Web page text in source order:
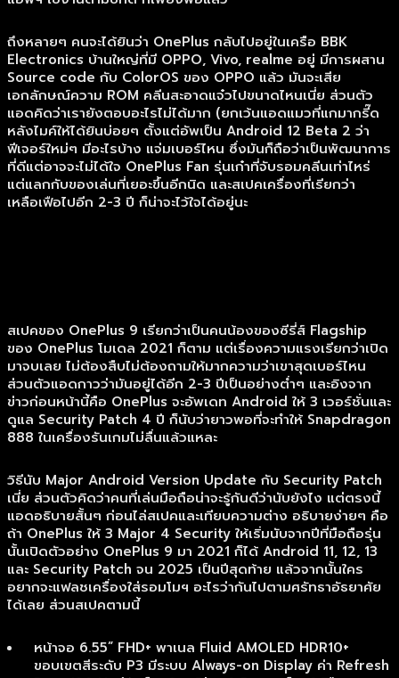
ถึงหลายๆ คนจะได้ยินว่า OnePlus กลับไปอยู่ในเครือ BBK
Electronics บ้านใหญ่ที่มี OPPO, Vivo, realme อยู่ มีการผสาน
Source code กับ ColorOS ของ OPPO แล้ว มันจะเสีย
เอกลักษณ์ความ ROM คลีนสะอาดแจ๋วไปขนาดไหนเนี่ย ส่วนตัว
แอดคิดว่าเรายังตอบอะไรไม่ได้มาก (ยกเว้นแอดแมวที่แกมากรี๊ด
หลังไมค์ให้ได้ยินบ่อยๆ ตั้งแต่อัพเป็น Android 12 Beta 2 ว่า
ฟีเจอร์ใหม่ๆ มีอะไรบ้าง แจ่มเบอร์ไหน ซึ่งมันก็ถือว่าเป็นพัฒนาการ
ที่ดีแต่อาจจะไม่ได้ใจ OnePlus Fan รุ่นเก๋าที่จับรอมคลีนเท่าไหร่
แต่แลกกับของเล่นที่เยอะขึ้นอีกนิด และสเปคเครื่องที่เรียกว่า
เหลือเฟือไปอีก 2-3 ปี ก็น่าจะไว้ใจได้อยู่นะ
สเปคของ OnePlus 9 เรียกว่าเป็นคนน้องของซีรี่ส์ Flagship
ของ OnePlus โมเดล 2021 ก็ตาม แต่เรื่องความแรงเรียกว่าเปิด
มาจบเลย ไม่ต้องสืบไม่ต้องถามให้มากความว่าเขาสุดเบอร์ไหน
ส่วนตัวแอดกาวว่ามันอยู่ได้อีก 2-3 ปีเป็นอย่างต่ำๆ และอิงจาก
ข่าวก่อนหน้านี้คือ OnePlus จะอัพเดท Android ให้ 3 เวอร์ชั่นและ
ดูแล Security Patch 4 ปี ก็นับว่ายาวพอที่จะทำให้ Snapdragon
888 ในเครื่องรันเกมไม่ลื่นแล้วแหละ
วิธีนับ Major Android Version Update กับ Security Patch
เนี่ย ส่วนตัวคิดว่าคนที่เล่นมือถือน่าจะรู้กันดีว่านับยังไง แต่ตรงนี้
แอดอธิบายสั้นๆ ก่อนไล่สเปคและเทียบความต่าง อธิบายง่ายๆ คือ
ถ้า OnePlus ให้ 3 Major 4 Security ให้เริ่มนับจากปีที่มือถือรุ่น
นั้นเปิดตัวอย่าง OnePlus 9 มา 2021 ก็ได้ Android 11, 12, 13
และ Security Patch จน 2025 เป็นปีสุดท้าย แล้วจากนั้นใคร
อยากจะแฟลชเครื่องใส่รอมโมฯ อะไรว่ากันไปตามศรัทธาอัธยาศัย
ได้เลย ส่วนสเปคตามนี้
หน้าจอ 6.55” FHD+ พาเนล Fluid AMOLED HDR10+
ขอบเขตสีระดับ P3 มีระบบ Always-on Display ค่า Refresh